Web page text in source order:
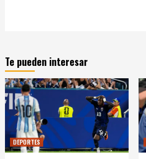
Te pueden interesar
DEPORTES